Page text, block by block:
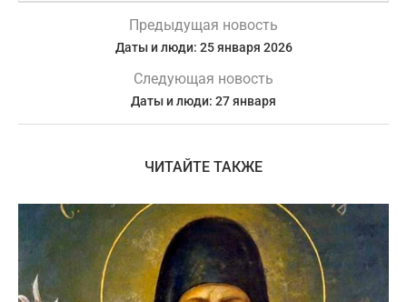
Предыдущая новость
Даты и люди: 25 января 2026
Следующая новость
Даты и люди: 27 января
ЧИТАЙТЕ ТАКЖЕ